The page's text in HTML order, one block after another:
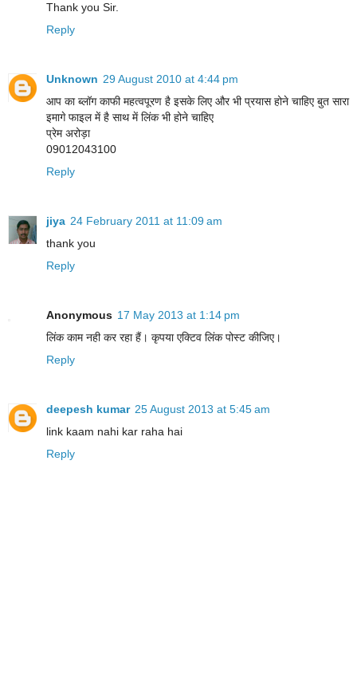
Thank you Sir.
Reply
Unknown 29 August 2010 at 4:44 pm
आप का ब्लॉग काफी महत्वपूरण है इसके लिए और भी प्रयास होने चाहिए बुत सारा
इमागे फाइल में है साथ में लिंक भी होने चाहिए
प्रेम अरोड़ा
09012043100
Reply
jiya 24 February 2011 at 11:09 am
thank you
Reply
Anonymous 17 May 2013 at 1:14 pm
लिंक काम नही कर रहा हैं। कृपया एक्टिव लिंक पोस्ट कीजिए।
Reply
deepesh kumar 25 August 2013 at 5:45 am
link kaam nahi kar raha hai
Reply